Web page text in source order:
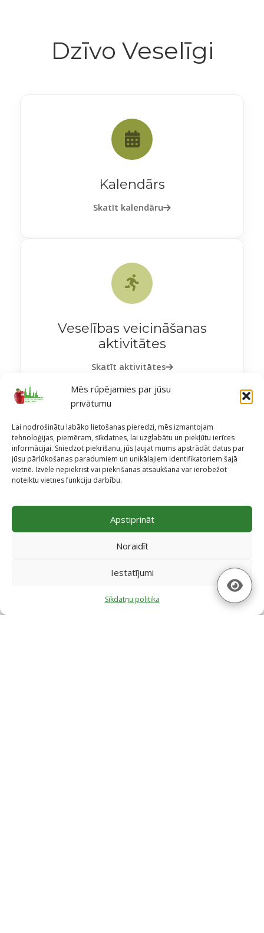
Mēs rūpējamies par jūsu
privātumu
Lai nodrošinātu labāko lietošanas pieredzi, mēs izmantojam
tehnoloģijas, piemēram, sīkdatnes, lai uzglabātu un piekļūtu ierīces
informācijai. Sniedzot piekrišanu, jūs ļaujat mums apstrādāt datus par
jūsu pārlūkošanas paradumiem un unikālajiem identifikatoriem šajā
vietnē. Izvēle nepiekrist vai piekrišanas atsaukšana var ierobežot
noteiktu vietnes funkciju darbību.
Apstiprināt
Noraidīt
Iestatījumi
Dzīvo Veselīgi
Kalendārs
Skatīt kalendāru
Veselības veicināšanas
aktivitātes
Skatīt aktivitātes
Projekti
Skatīt projektus